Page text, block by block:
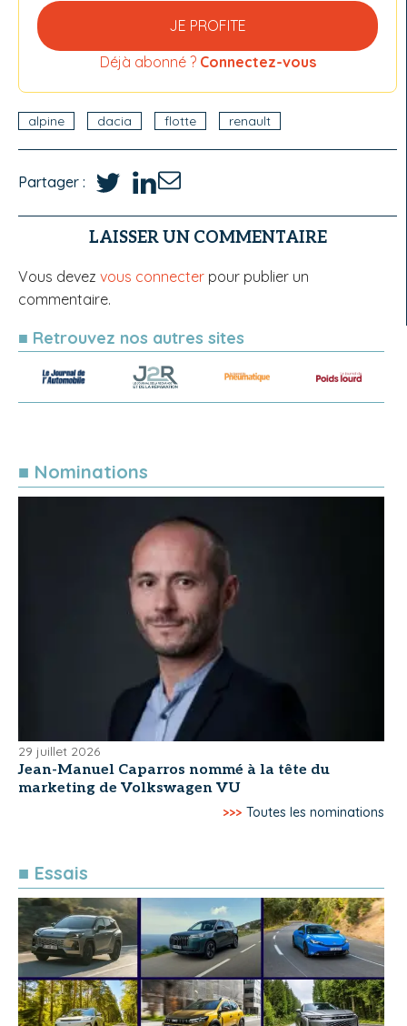
JE PROFITE
Déjà abonné ? Connectez-vous
alpine dacia flotte renault
Partager :
LAISSER UN COMMENTAIRE
Vous devez vous connecter pour publier un
commentaire.
■ Retrouvez nos autres sites
■ Nominations
29 juillet 2026
Jean-Manuel Caparros nommé à la tête du
marketing de Volkswagen VU
>>> Toutes les nominations
■ Essais